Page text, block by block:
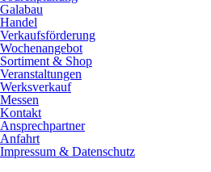
Galabau
Handel
Verkaufsförderung
Wochenangebot
Sortiment & Shop
Veranstaltungen
Werksverkauf
Messen
Kontakt
Ansprechpartner
Anfahrt
Impressum & Datenschutz